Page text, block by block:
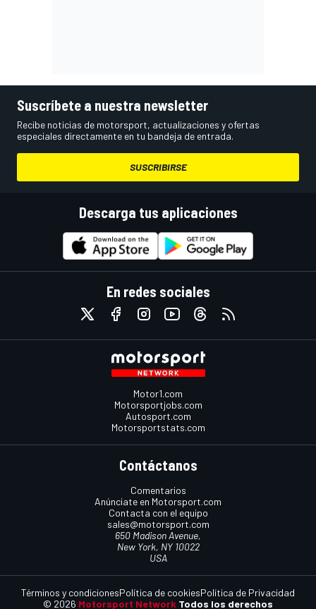
Suscríbete a nuestra newsletter
Recibe noticias de motorsport, actualizaciones y ofertas
especiales directamente en tu bandeja de entrada.
SUSCRIBIRSE
Descarga tus aplicaciones
En redes sociales
Motor1.com
Motorsportjobs.com
Autosport.com
Motorsportstats.com
Contáctanos
Comentarios
Anúnciate en Motorsport.com
Contacta con el equipo
sales@motorsport.com
650 Madison Avenue,
New York, NY 10022
USA
© 2026 Motorsport Network Todos los derechos
Términos y condicionesPolítica de cookiesPolítica de Privacidad